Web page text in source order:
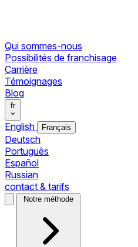
Qui sommes-nous
Possibilités de franchisage
Carrière
Témoignages
Blog
fr
English Français
Deutsch
Português
Español
Russian
contact & tarifs
Notre méthode